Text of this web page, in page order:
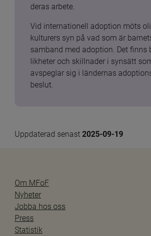
deras arbete.
Vid internationell adoption möts
kulturers syn på vad som är
samband med adoption. Det finns
likheter och skillnader i synsätt
avspeglar sig i ländernas
beslut.
Uppdaterad senast 2025-09-19
Om MFoF
Nyheter
Jobba hos oss
Press
Statistik